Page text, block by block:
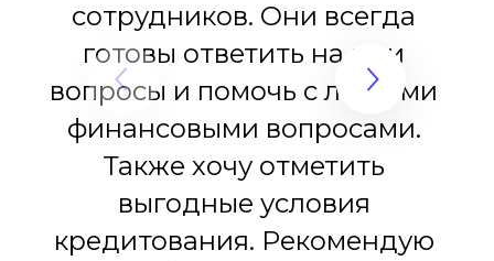
сотрудников. Они всегда
готовы ответить на мои
вопросы и помочь с любыми
финансовыми вопросами.
Также хочу отметить
выгодные условия
кредитования. Рекомендую